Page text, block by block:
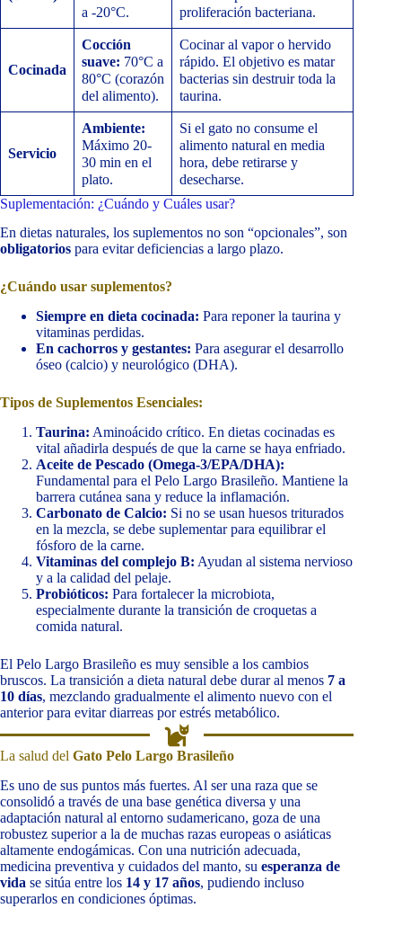
a -20°C.
proliferación bacteriana.
Cocinada
Cocción
suave: 70°C a
80°C (corazón
del alimento).
Cocinar al vapor o hervido
rápido. El objetivo es matar
bacterias sin destruir toda la
taurina.
Servicio
Ambiente:
Máximo 20-
30 min en el
plato.
Si el gato no consume el
alimento natural en media
hora, debe retirarse y
desecharse.
Suplementación: ¿Cuándo y Cuáles usar?
En dietas naturales, los suplementos no son “opcionales”, son
obligatorios para evitar deficiencias a largo plazo.
¿Cuándo usar suplementos?
Siempre en dieta cocinada: Para reponer la taurina y
vitaminas perdidas.
En cachorros y gestantes: Para asegurar el desarrollo
óseo (calcio) y neurológico (DHA).
Tipos de Suplementos Esenciales:
Taurina: Aminoácido crítico. En dietas cocinadas es
vital añadirla después de que la carne se haya enfriado.
Aceite de Pescado (Omega-3/EPA/DHA):
Fundamental para el Pelo Largo Brasileño. Mantiene la
barrera cutánea sana y reduce la inflamación.
Carbonato de Calcio: Si no se usan huesos triturados
en la mezcla, se debe suplementar para equilibrar el
fósforo de la carne.
Vitaminas del complejo B: Ayudan al sistema nervioso
y a la calidad del pelaje.
Probióticos: Para fortalecer la microbiota,
especialmente durante la transición de croquetas a
comida natural.
El Pelo Largo Brasileño es muy sensible a los cambios
bruscos. La transición a dieta natural debe durar al menos 7 a
10 días, mezclando gradualmente el alimento nuevo con el
anterior para evitar diarreas por estrés metabólico.
La salud del Gato Pelo Largo Brasileño
Es uno de sus puntos más fuertes. Al ser una raza que se
consolidó a través de una base genética diversa y una
adaptación natural al entorno sudamericano, goza de una
robustez superior a la de muchas razas europeas o asiáticas
altamente endogámicas. Con una nutrición adecuada,
medicina preventiva y cuidados del manto, su esperanza de
vida se sitúa entre los 14 y 17 años, pudiendo incluso
superarlos en condiciones óptimas.